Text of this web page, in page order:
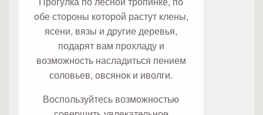
обе стороны которой растут клены,
ясени, вязы и другие деревья,
подарят вам прохладу и
возможность насладиться пением
соловьев, овсянок и иволги.
Воспользуйтесь возможностью